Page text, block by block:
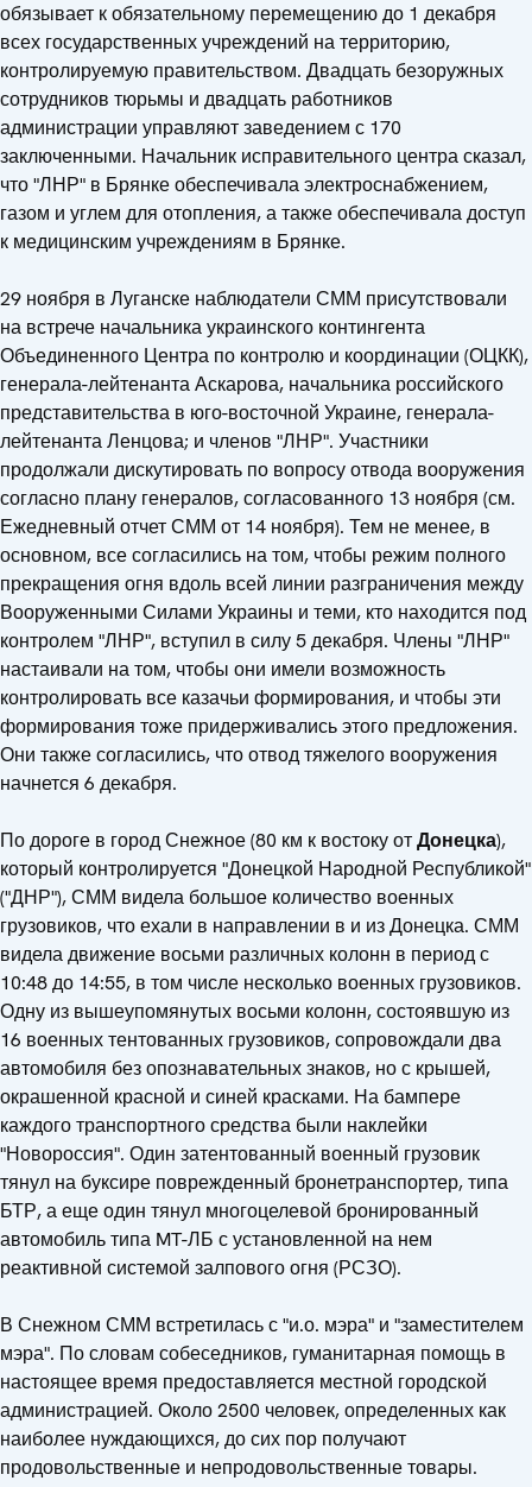
обязывает к обязательному перемещению до 1 декабря
всех государственных учреждений на территорию,
контролируемую правительством. Двадцать безоружных
сотрудников тюрьмы и двадцать работников
администрации управляют заведением с 170
заключенными. Начальник исправительного центра сказал,
что "ЛНР" в Брянке обеспечивала электроснабжением,
газом и углем для отопления, а также обеспечивала доступ
к медицинским учреждениям в Брянке.
29 ноября в Луганске наблюдатели СММ присутствовали
на встрече начальника украинского контингента
Объединенного Центра по контролю и координации (ОЦКК),
генерала-лейтенанта Аскарова, начальника российского
представительства в юго-восточной Украине, генерала-
лейтенанта Ленцова; и членов "ЛНР". Участники
продолжали дискутировать по вопросу отвода вооружения
согласно плану генералов, согласованного 13 ноября (см.
Ежедневный отчет СММ от 14 ноября). Тем не менее, в
основном, все согласились на том, чтобы режим полного
прекращения огня вдоль всей линии разграничения между
Вооруженными Силами Украины и теми, кто находится под
контролем "ЛНР", вступил в силу 5 декабря. Члены "ЛНР"
настаивали на том, чтобы они имели возможность
контролировать все казачьи формирования, и чтобы эти
формирования тоже придерживались этого предложения.
Они также согласились, что отвод тяжелого вооружения
начнется 6 декабря.
По дороге в город Снежное (80 км к востоку отДонецка),
который контролируется "Донецкой Народной Республикой"
("ДНР"), СММ видела большое количество военных
грузовиков, что ехали в направлении в и из Донецка. СММ
видела движение восьми различных колонн в период с
10:48 до 14:55, в том числе несколько военных грузовиков.
Одну из вышеупомянутых восьми колонн, состоявшую из
16 военных тентованных грузовиков, сопровождали два
автомобиля без опознавательных знаков, но с крышей,
окрашенной красной и синей красками. На бампере
каждого транспортного средства были наклейки
"Новороссия". Один затентованный военный грузовик
тянул на буксире поврежденный бронетранспортер, типа
БТР, а еще один тянул многоцелевой бронированный
автомобиль типа MT-ЛБ с установленной на нем
реактивной системой залпового огня (РСЗО).
В Снежном СММ встретилась с "и.о. мэра" и "заместителем
мэра". По словам собеседников, гуманитарная помощь в
настоящее время предоставляется местной городской
администрацией. Около 2500 человек, определенных как
наиболее нуждающихся, до сих пор получают
продовольственные и непродовольственные товары.